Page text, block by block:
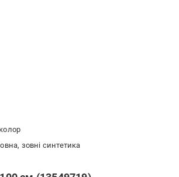
зовні синтетика